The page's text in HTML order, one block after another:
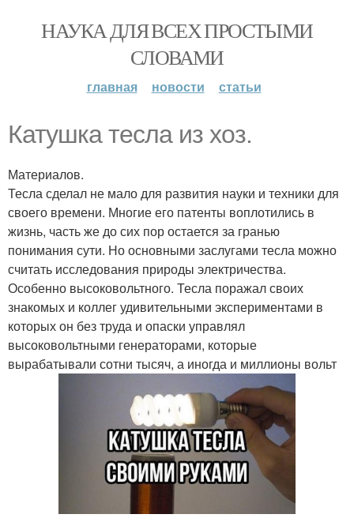
НАУКА ДЛЯ ВСЕХ ПРОСТЫМИ
СЛОВАМИ
главная новости статьи
Катушка тесла из хоз.
Материалов.
Тесла сделал не мало для развития науки и техники для
своего времени. Многие его патенты воплотились в
жизнь, часть же до сих пор остается за гранью
понимания сути. Но основными заслугами тесла можно
считать исследования природы электричества.
Особенно высоковольтного. Тесла поражал своих
знакомых и коллег удивительными экспериментами в
которых он без труда и опаски управлял
высоковольтными генераторами, которые
вырабатывали сотни тысяч, а иногда и миллионы вольт